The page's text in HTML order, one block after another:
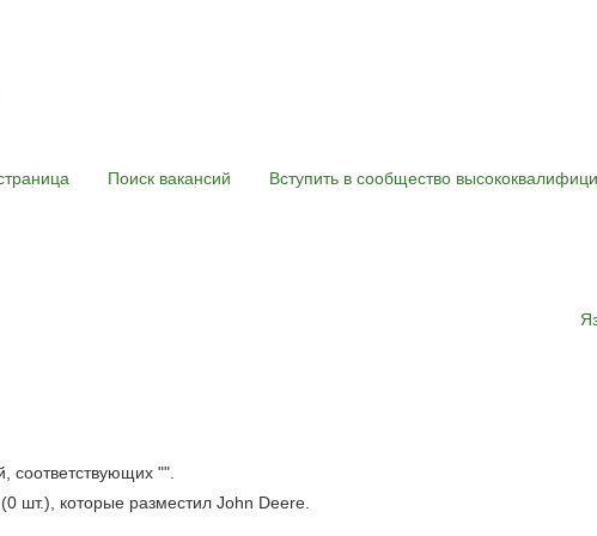
Поиск вакансий Вступить в сообщество
соответствующих "".
шт.), которые разместил John Deere.